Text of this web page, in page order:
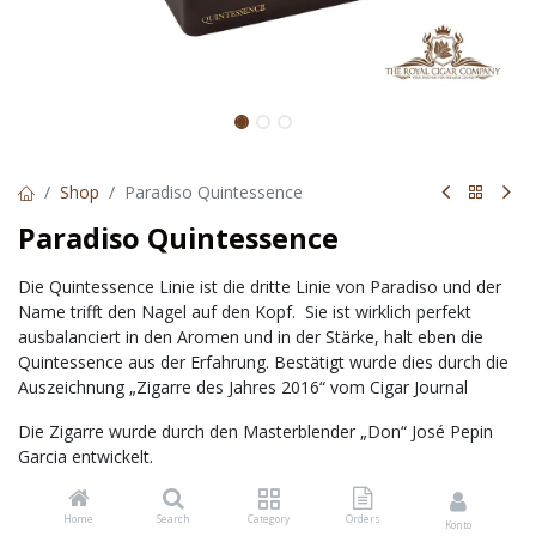
Home Search Category Orders Konto
Shop Paradiso Quintessence
Paradiso Quintessence
Die Quintessence Linie ist die dritte Linie von Paradiso und der
Name trifft den Nagel auf den Kopf. Sie ist wirklich perfekt
ausbalanciert in den Aromen und in der Stärke, halt eben die
Quintessence aus der Erfahrung. Bestätigt wurde dies durch die
Auszeichnung „Zigarre des Jahres 2016“ vom Cigar Journal
Die Zigarre wurde durch den Masterblender „Don“ José Pepin
Garcia entwickelt.
Die Paradiso-Zigarren konnten sich zuerst in Amerika einen
Namen machen, allerdings hier unter dem Namen „San